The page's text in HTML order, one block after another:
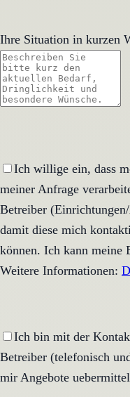
Ihre Situation in kurzen
Ich willige ein, dass
meiner Anfrage
Betreiber
damit diese mich
können. Ich kann
Weitere Informationen:
Ich bin mit der
Betreiber (telefonisch
mir Angebote